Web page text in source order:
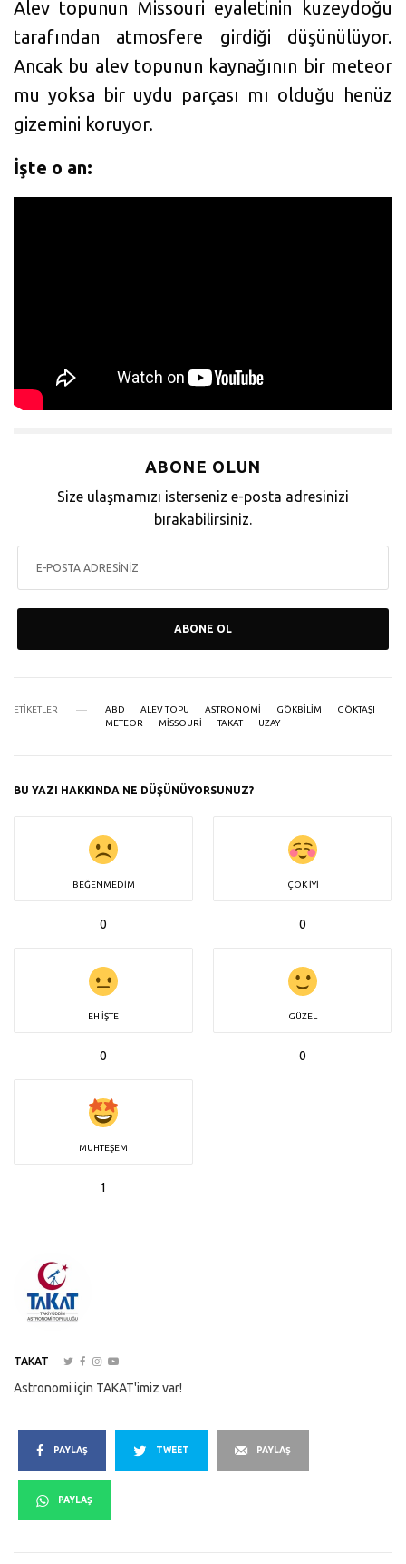
Alev topunun Missouri eyaletinin kuzeydoğu
tarafından atmosfere girdiği düşünülüyor.
Ancak bu alev topunun kaynağının bir meteor
mu yoksa bir uydu parçası mı olduğu henüz
gizemini koruyor.
İşte o an:
ABONE OLUN
Size ulaşmamızı isterseniz e-posta adresinizi
bırakabilirsiniz.
ABONE OL
ETIKETLER ABD ALEV TOPU ASTRONOMI GÖKBILIM
GÖKTAŞI
METEOR
MISSOURI TAKAT UZAY
BU YAZI HAKKINDA NE DÜŞÜNÜYORSUNUZ?
BEĞENMEDIM
0
ÇOK İYI
0
EH İŞTE
0
GÜZEL
0
MUHTEŞEM
1
TAKAT
Astronomi için TAKAT'imiz var!
PAYLAŞ TWEET PAYLAŞ
PAYLAŞ